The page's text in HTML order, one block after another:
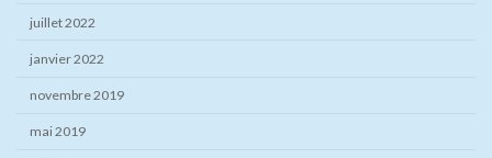
juillet 2022
janvier 2022
novembre 2019
mai 2019